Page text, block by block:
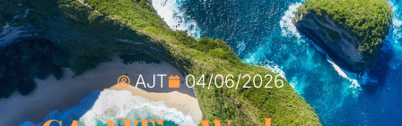
AJT 04/06/2026